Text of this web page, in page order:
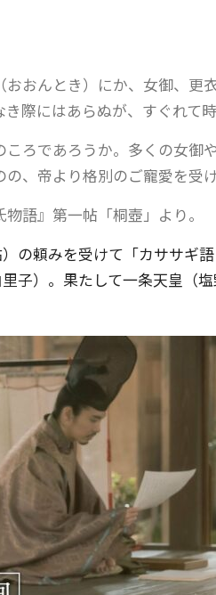
おおんとき）にか、女御、更
き際にはあらぬが、すぐれ
ころであろうか。多くの女
の、帝より格別のご寵愛を受
語』第一帖「桐壺」より。
の頼みを受けて「カササギ
里子）。果たして一条天皇（